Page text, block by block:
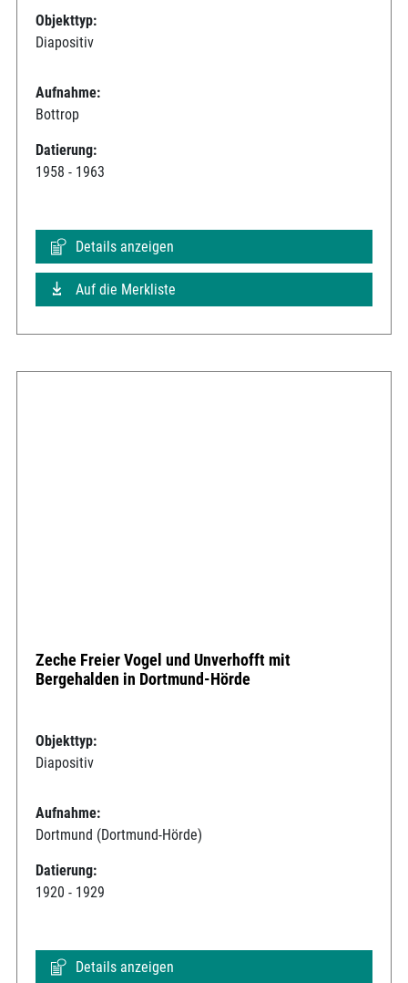
Objekttyp:
Diapositiv
Aufnahme:
Bottrop
Datierung:
1958 - 1963
Details anzeigen
Auf die Merkliste
Zeche Freier Vogel und Unverhofft mit
Bergehalden in Dortmund-Hörde
Objekttyp:
Diapositiv
Aufnahme:
Dortmund (Dortmund-Hörde)
Datierung:
1920 - 1929
Details anzeigen